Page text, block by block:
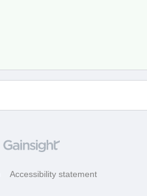
Accessibility statement